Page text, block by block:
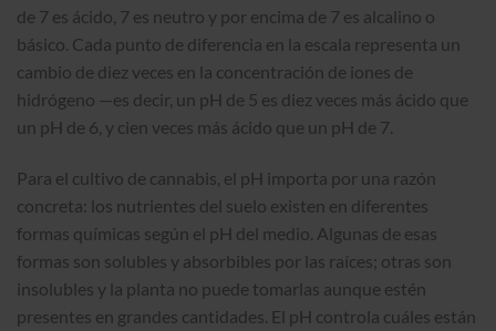
de 7 es ácido, 7 es neutro y por encima de 7 es alcalino o
básico. Cada punto de diferencia en la escala representa un
cambio de diez veces en la concentración de iones de
hidrógeno —es decir, un pH de 5 es diez veces más ácido que
un pH de 6, y cien veces más ácido que un pH de 7.
Para el cultivo de cannabis, el pH importa por una razón
concreta: los nutrientes del suelo existen en diferentes
formas químicas según el pH del medio. Algunas de esas
formas son solubles y absorbibles por las raíces; otras son
insolubles y la planta no puede tomarlas aunque estén
presentes en grandes cantidades. El pH controla cuáles están